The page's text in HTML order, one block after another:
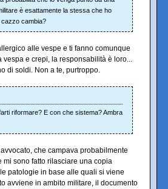
è esattamente la stessa che ho
cazzo cambia?
alle vespe e ti fanno comunque
vespa e crepi, la responsabilità è loro...
di soldi. Non a te, purtroppo.
riformare? E con che sistema? Ambra
che campava probabilmente
mi sono fatto rilasciare una copia
patologie in base alle quali si viene
avviene in ambito militare, il documento